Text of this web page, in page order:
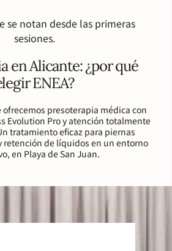
se notan desde las primeras
sesiones.
en Alicante: ¿por qué
ENEA?
ofrecemos presoterapia médica con
Evolution Pro y atención totalmente
tratamiento eficaz para piernas
retención de líquidos en un entorno
en Playa de San Juan.